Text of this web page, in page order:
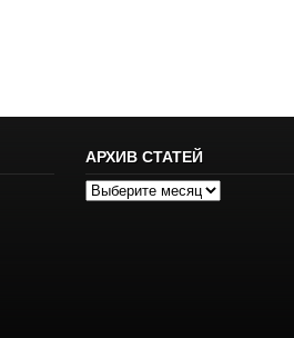
АРХИВ СТАТЕЙ
Архив